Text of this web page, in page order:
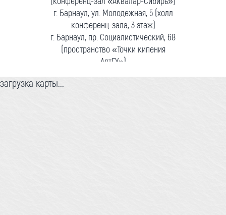
г. Барнаул, ул. Молодежная, 5 (холл
конференц-зала, 3 этаж)
г. Барнаул, пр. Социалистический, 68
(пространство «Точки кипения
АлтГУ»)
загрузка карты...